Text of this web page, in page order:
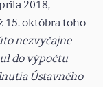
2018,
15. októbra toho
nezvyčajne
do výpočtu
Ústavného